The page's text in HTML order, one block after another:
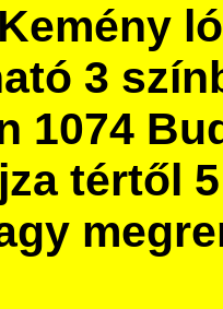
3
1074
tértől